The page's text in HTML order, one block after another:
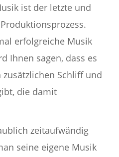
ist der letzte und
erfolgreiche Musik
Ihnen sagen, dass es
Schliff und
die damit
zeitaufwändig
seine eigene Musik